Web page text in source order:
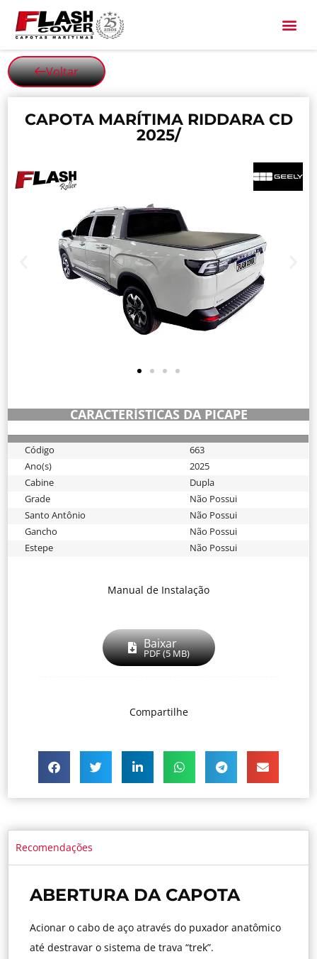
Voltar
CAPOTA MARÍTIMA RIDDARA CD
2025/
CARACTERÍSTICAS DA PICAPE
Código
663
Ano(s)
2025
Cabine
Dupla
Grade
Não Possui
Santo Antônio
Não Possui
Gancho
Não Possui
Estepe
Não Possui
Manual de Instalação
Baixar
PDF (5 MB)
Compartilhe
Recomendações
ABERTURA DA CAPOTA
Acionar o cabo de aço através do puxador anatômico
até destravar o sistema de trava “trek”.